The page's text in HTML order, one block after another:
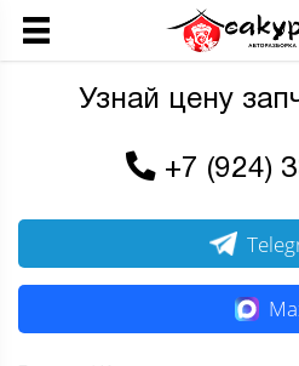
Узнай цену
+7 (924)